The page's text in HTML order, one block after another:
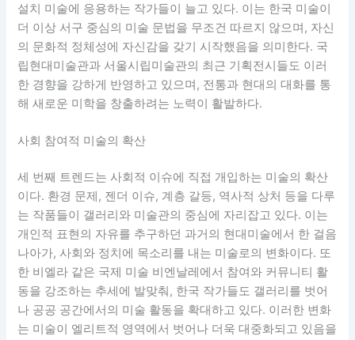
설치 미술에 응용하는 작가들이 늘고 있다. 이는 한국 미술이
더 이상 서구 중심의 미술 문법을 무조건 따르지 않으며, 자신
의 문화적 정체성에 자신감을 갖기 시작했음을 의미한다. 국
립현대미술관과 서울시립미술관의 최근 기획전시들도 이러
한 경향을 강하게 반영하고 있으며, 전통과 현대의 대화를 통
해 새로운 미학을 창출하려는 노력이 활발하다.
사회 참여적 미술의 확산
세 번째 트렌드는 사회적 이슈에 직접 개입하는 미술의 확산
이다. 환경 문제, 젠더 이슈, 계층 갈등, 역사적 상처 등을 다루
는 작품들이 갤러리와 미술관의 중심에 자리잡고 있다. 이는
개인적 표현의 자유를 추구하던 과거의 현대미술에서 한 걸음
나아가, 사회와 정치에 목소리를 내는 미술로의 변화이다. 또
한 비엘라 같은 국제 미술 비엔날레에서 참여와 커뮤니티 활
동을 강조하는 추세에 발맞춰, 한국 작가들도 갤러리를 벗어
나 공공 공간에서의 미술 활동을 확대하고 있다. 이러한 변화
는 미술이 엘리트적 영역에서 벗어나 더욱 대중화되고 있음을